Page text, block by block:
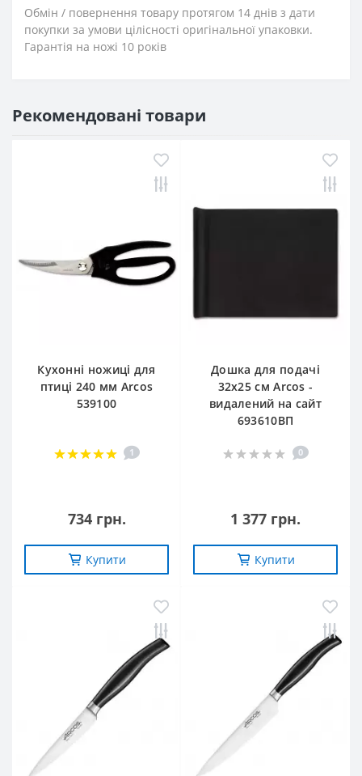
Обмін / повернення товару протягом 14 днів з дати
покупки за умови цілісності оригінальної упаковки.
Гарантія на ножі 10 років
Рекомендовані товари
Кухонні ножиці для
птиці 240 мм Arcos
539100
1
734 грн.
Купити
Дошка для подачі
32х25 см Arcos -
видалений на сайт
693610ВП
0
1 377 грн.
Купити